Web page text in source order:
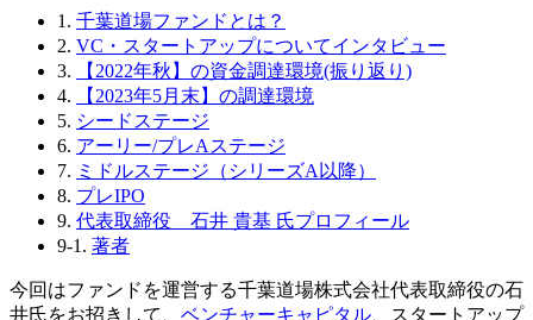
1. 千葉道場ファンドとは？
2. VC・スタートアップについてインタビュー
3.
【2022年秋】の資金調達環境(振り返り)
4.
【2023年5月末】の調達環境
5. シードステージ
6. アーリー/プレAステージ
7. ミドルステージ（シリーズA以降）
8. プレIPO
9. 代表取締役 石井 貴基 氏プロフィール
9-1. 著者
今回はファンドを運営する千葉道場株式会社代表取締役の石
井氏をお招きして、 ベンチャーキャピタル 、スタートアップ